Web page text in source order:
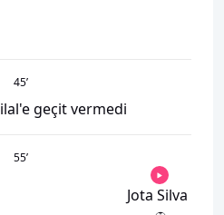
45’
geçit vermedi
55’
Jota Silva